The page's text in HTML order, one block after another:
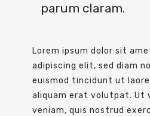
parum claram.
Lorem ipsum dolor sit
adipiscing elit, sed diam
euismod tincidunt ut
aliquam erat volutpat. Ut
veniam, quis nostrud